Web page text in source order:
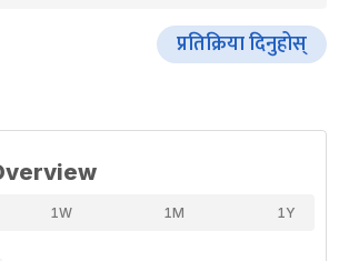
प्रतिक्रिया दिनुहोस्